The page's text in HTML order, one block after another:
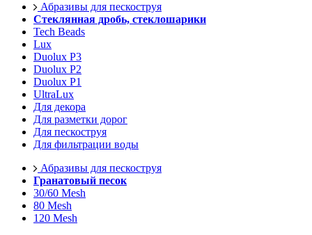
Абразивы для пескоструя
Стеклянная дробь, стеклошарики
Tech Beads
Lux
Duolux P3
Duolux P2
Duolux P1
UltraLux
Для декора
Для разметки дорог
Для пескоструя
Для фильтрации воды
Абразивы для пескоструя
Гранатовый песок
30/60 Mesh
80 Mesh
120 Mesh